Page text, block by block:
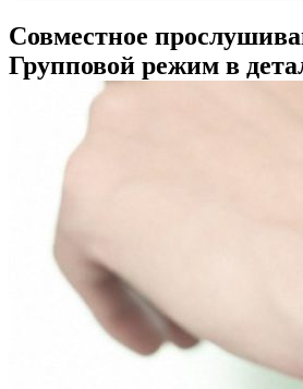
Совместное
Групповой режим в